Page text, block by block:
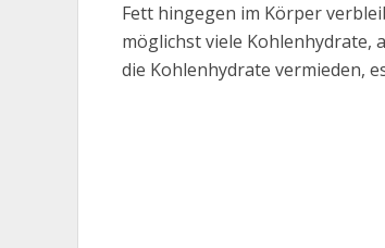
Fett hingegen im Körper
möglichst viele Kohlenhydrate,
die Kohlenhydrate vermieden,